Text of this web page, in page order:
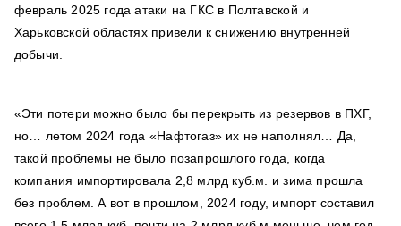
февраль 2025 года атаки на ГКС в Полтавской и
Харьковской областях привели к снижению внутренней
добычи.
«Эти потери можно было бы перекрыть из резервов в ПХГ,
но… летом 2024 года «Нафтогаз» их не наполнял… Да,
такой проблемы не было позапрошлого года, когда
компания импортировала 2,8 млрд куб.м. и зима прошла
без проблем. А вот в прошлом, 2024 году, импорт составил